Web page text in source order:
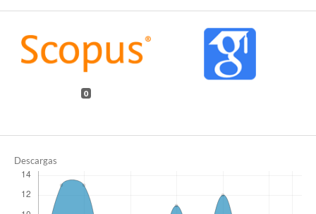
0
Descargas